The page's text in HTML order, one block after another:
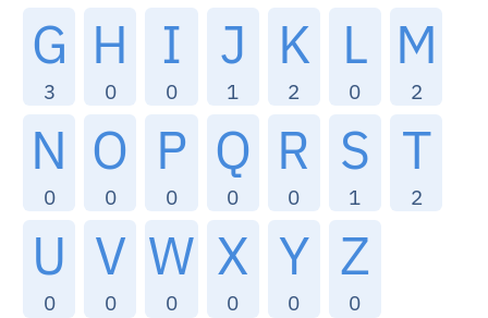
G
3
H
0
I
0
J
1
K
2
L
0
M
2
N
0
O
0
P
0
Q
0
R
0
S
1
T
2
U
0
V
0
W
0
X
0
Y
0
Z
0